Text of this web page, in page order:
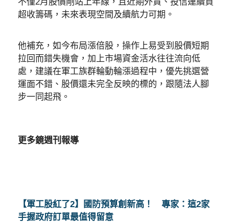
不僅2月股價剛站上年線，且近期外資、投信連續買
超收籌碼，未來表現空間及續航力可期。
他補充，如今布局漲倍股，操作上易受到股價短期
拉回而錯失機會，加上市場資金活水往往流向低
處，建議在軍工族群輪動輪漲過程中，優先挑選營
運面不錯、股價還未完全反映的標的，跟隨法人腳
步一同起飛。
更多鏡週刊報導
【軍工股紅了2】國防預算創新高！ 專家：這2家
手握政府訂單最值得留意